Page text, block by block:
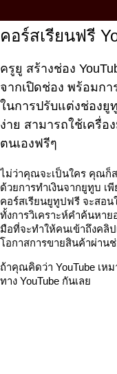
คอร์สเรียนฟรี
ครูยู สร้างช่อง
จากเปิดช่อง พร้อมก
ในการปรับแต่งช่องยู
ง่าย สามารถใช้เครื่อ
ตนเองฟรีๆ
ไม่ว่าคุณจะเป็นใคร คุณก็ส
ด้วยการทำเงินจากยูทูบ เ
คอร์สเรียนยูทูปฟรี จะสอน
ทั้งการวิเคราะห์คำค้นหาย
มือที่จะทำให้คนเข้าถึงคลิ
โอกาสการขายสินค้าผ่านช่
ถ้าคุณคิดว่า YouTube เห
ทาง YouTube กันเลย